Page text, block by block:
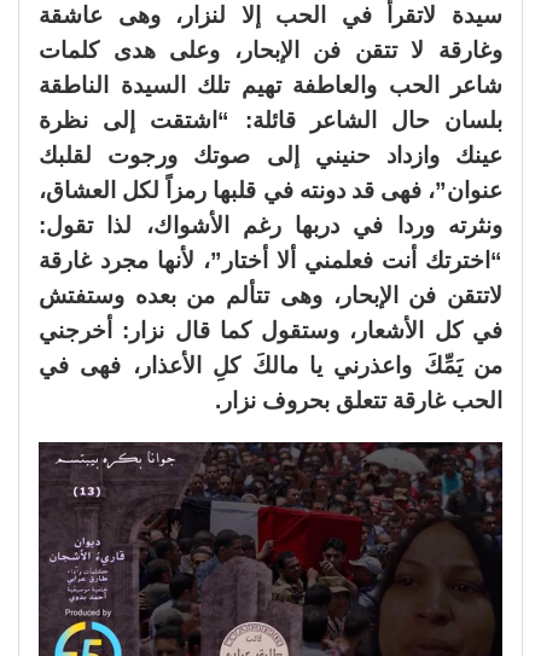
سيدة لاتقرأ في الحب إلا لنزار، وهى عاشقة
وغارقة لا تتقن فن الإبحار، وعلى هدى كلمات
شاعر الحب والعاطفة تهيم تلك السيدة الناطقة
بلسان حال الشاعر قائلة: “اشتقت إلى نظرة
عينك وازداد حنيني إلى صوتك ورجوت لقلبك
عنوان”، فهى قد دونته في قلبها رمزاً لكل العشاق،
ونثرته وردا في دربها رغم الأشواك، لذا تقول:
“اخترتك أنت فعلمني ألا أختار”، لأنها مجرد غارقة
لاتتقن فن الإبحار، وهى تتألم من بعده وستفتش
في كل الأشعار، وستقول كما قال نزار: أخرجني
من يَمِّكَ واعذرني يا مالكَ كلِ الأعذار، فهى في
الحب غارقة تتعلق بحروف نزار.